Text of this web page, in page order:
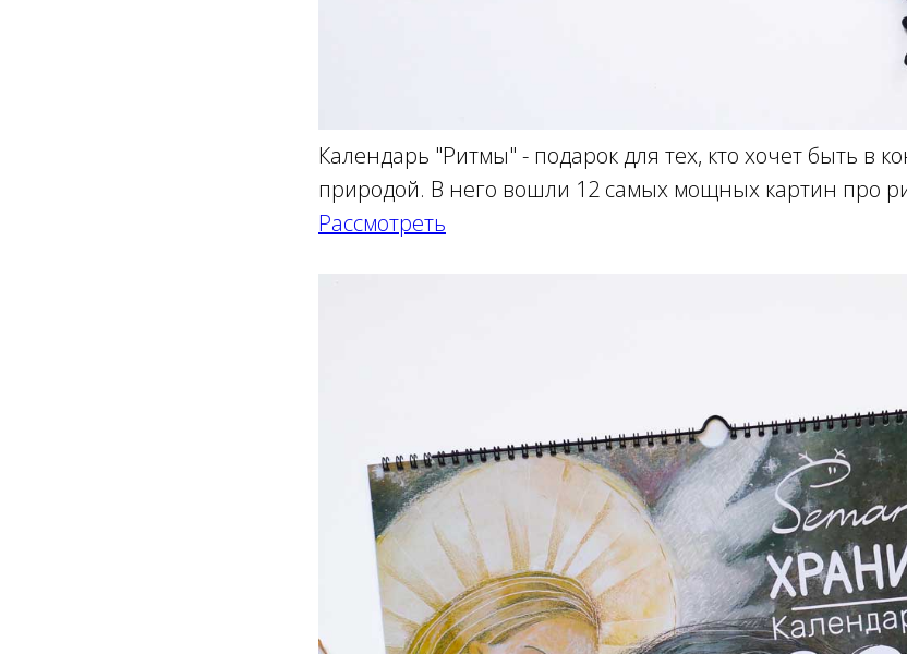
Календарь "Ритмы" - подарок для тех, кто хочет быть в
природой. В него вошли 12 самых мощных картин про
Рассмотреть